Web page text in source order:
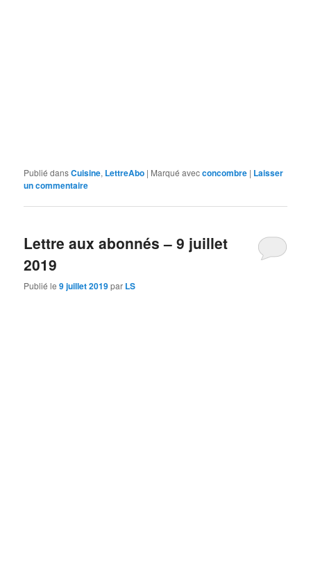
Publié dansCuisine, LettreAbo | Marqué avecconcombre | Laisser
un commentaire
Lettre aux abonnés – 9 juillet
2019
Publié le9 juillet 2019par LS